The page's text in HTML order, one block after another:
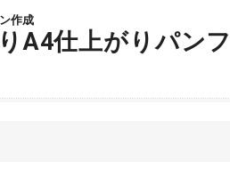
作成
A4仕上がりパン